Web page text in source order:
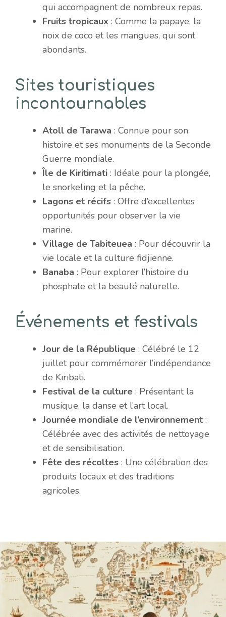
qui accompagnent de nombreux repas.
Fruits tropicaux : Comme la papaye, la
noix de coco et les mangues, qui sont
abondants.
Sites touristiques
incontournables
Atoll de Tarawa : Connue pour son
histoire et ses monuments de la Seconde
Guerre mondiale.
Île de Kiritimati : Idéale pour la plongée,
le snorkeling et la pêche.
Lagons et récifs : Offre d’excellentes
opportunités pour observer la vie
marine.
Village de Tabiteuea : Pour découvrir la
vie locale et la culture fidjienne.
Banaba : Pour explorer l’histoire du
phosphate et la beauté naturelle.
Événements et festivals
Jour de la République : Célébré le 12
juillet pour commémorer l’indépendance
de Kiribati.
Festival de la culture : Présentant la
musique, la danse et l’art local.
Journée mondiale de l’environnement :
Célébrée avec des activités de nettoyage
et de sensibilisation.
Fête des récoltes : Une célébration des
produits locaux et des traditions
agricoles.